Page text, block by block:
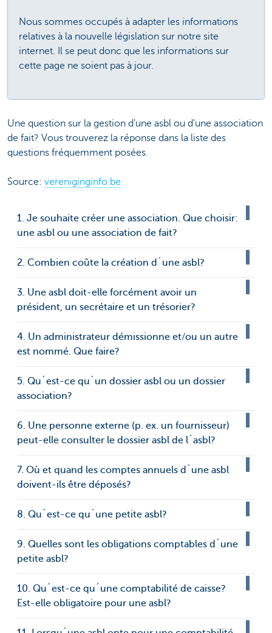
Nous sommes occupés à adapter les informations
relatives à la nouvelle législation sur notre site
internet. Il se peut donc que les informations sur
cette page ne soient pas à jour.
Une question sur la gestion d'une asbl ou d'une association
de fait? Vous trouverez la réponse dans la liste des
questions fréquemment posées.
Source: vereniginginfo.be
1. Je souhaite créer une association. Que choisir:
une asbl ou une association de fait?
2. Combien coûte la création d´une asbl?
3. Une asbl doit-elle forcément avoir un
président, un secrétaire et un trésorier?
4. Un administrateur démissionne et/ou un autre
est nommé. Que faire?
5. Qu´est-ce qu´un dossier asbl ou un dossier
association?
6. Une personne externe (p. ex. un fournisseur)
peut-elle consulter le dossier asbl de l´asbl?
7. Où et quand les comptes annuels d´une asbl
doivent-ils être déposés?
8. Qu´est-ce qu´une petite asbl?
9. Quelles sont les obligations comptables d´une
petite asbl?
10. Qu´est-ce qu´une comptabilité de caisse?
Est-elle obligatoire pour une asbl?